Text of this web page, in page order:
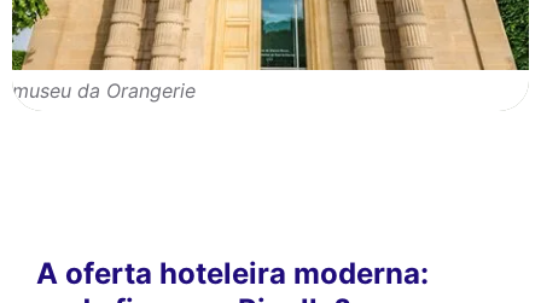
museu da Orangerie
A oferta hoteleira moderna: